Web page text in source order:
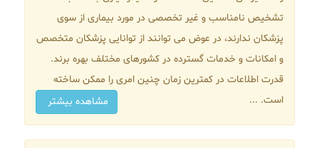
تشخیص نامناسب و غیر تخصصی در مورد بیماری از سوی
پزشکان ندارند، در عوض می توانند از توانایی پزشکان متخصص
و امکانات و خدمات گسترده در کشورهای مختلف بهره برند.
قدرت اطلاعات در کمترین زمان چنین امری را ممکن ساخته
است. ...
مشاهده بیشتر